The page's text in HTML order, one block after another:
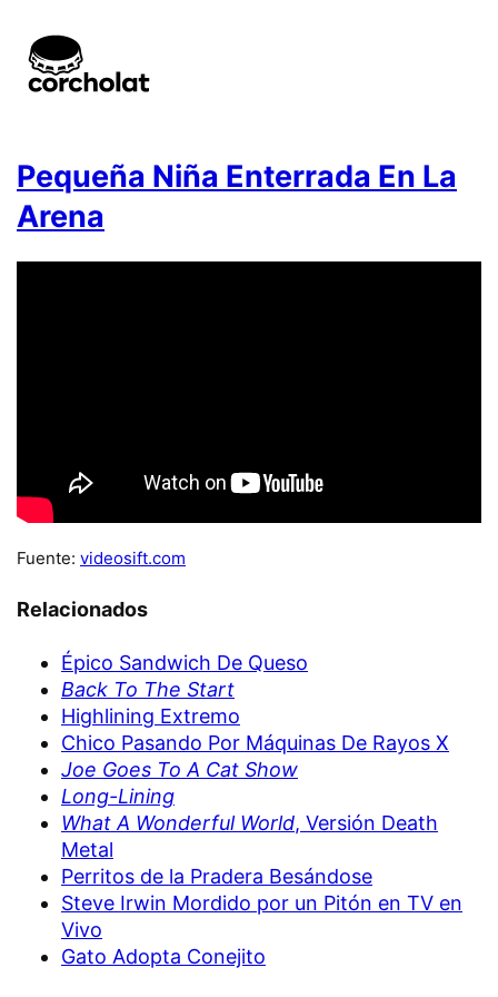
Pequeña Niña Enterrada En La
Arena
Fuente: videosift.com
Relacionados
Épico Sandwich De Queso
Back To The Start
Highlining Extremo
Chico Pasando Por Máquinas De Rayos X
Joe Goes To A Cat Show
Long-Lining
What A Wonderful World, Versión Death
Metal
Perritos de la Pradera Besándose
Steve Irwin Mordido por un Pitón en TV en
Vivo
Gato Adopta Conejito